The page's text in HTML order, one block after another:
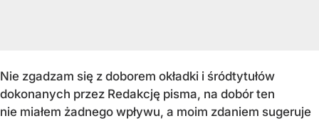
Nie zgadzam się z doborem okładki i śródtytułów
dokonanych przez Redakcję pisma, na dobór ten
nie miałem żadnego wpływu, a moim zdaniem sugeruje